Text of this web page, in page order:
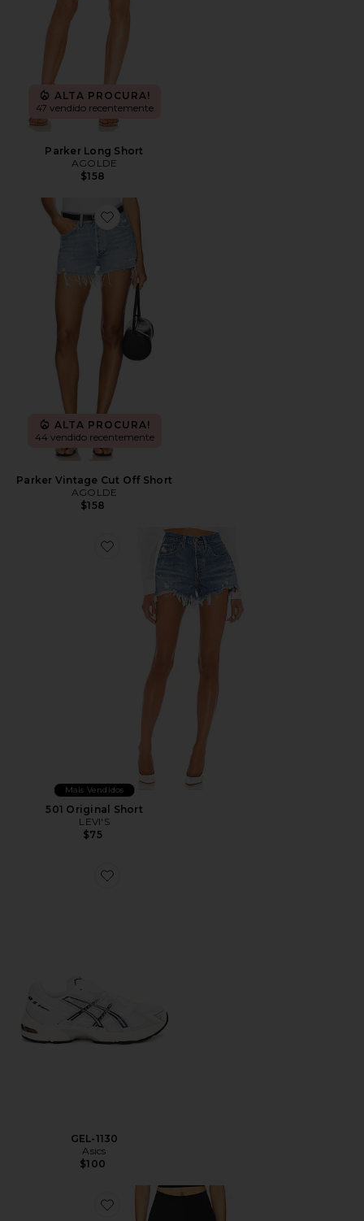
ALTA PROCURA!
47 vendido recentemente
Parker Long Short
AGOLDE
$158
Favorite Parker Vintage Cut Off Short
ALTA PROCURA!
44 vendido recentemente
Parker Vintage Cut Off Short
AGOLDE
$158
Favorite 501 Original Short
Mais Vendidos
501 Original Short
LEVI'S
$75
Favorite GEL-1130
GEL-1130
Asics
$100
Favorite Neoprene Capri Legging